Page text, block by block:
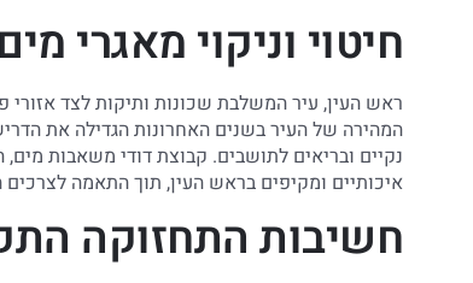
חיטוי וניקוי מאגרי
ראש העין, עיר המשלבת שכונות ותיקות לצד
המהירה של העיר בשנים האחרונות הגדילה את
נקיים ובריאים לתושבים. קבוצת דודי משאבות
איכותיים ומקיפים בראש העין, תוך התאמה לצרכים
חשיבות התחזוקה